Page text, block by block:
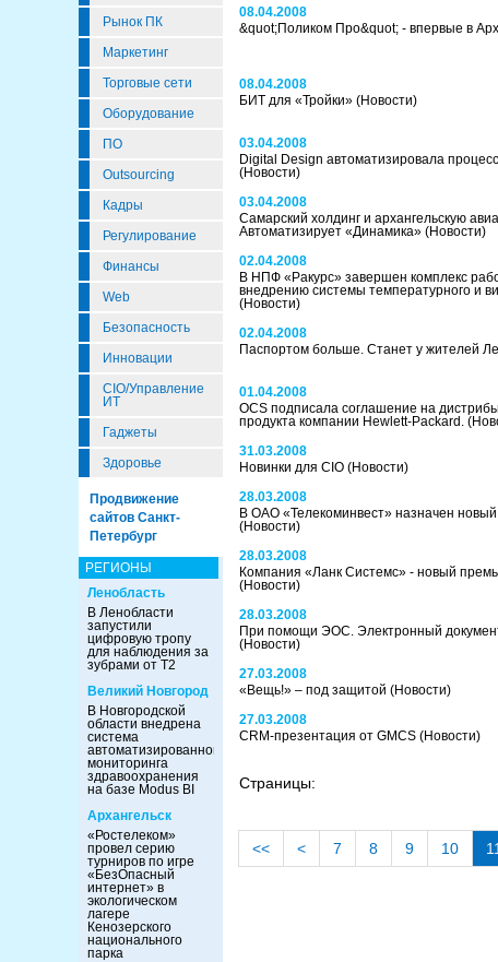
Рынок ПК
Маркетинг
Торговые сети
Оборудование
ПО
Outsourcing
Кадры
Регулирование
Финансы
Web
Безопасность
Инновации
CIO/Управление
ИТ
Гаджеты
Здоровье
Продвижение
сайтов Санкт-
Петербург
РЕГИОНЫ
Ленобласть
В Ленобласти
запустили
цифровую тропу
для наблюдения за
зубрами от Т2
Великий Новгород
В Новгородской
области внедрена
система
автоматизированного
мониторинга
здравоохранения
на базе Modus BI
Архангельск
«Ростелеком»
провел серию
турниров по игре
«БезОпасный
интернет» в
экологическом
лагере
Кенозерского
национального
парка
08.04.2008
&quot;Поликом Про&quot; - впервые в
08.04.2008
БИТ для «Тройки» (Новости)
03.04.2008
Digital Design автоматизировала
(Новости)
03.04.2008
Самарский холдинг и архангельскую
Автоматизирует «Динамика» (Новости)
02.04.2008
В НПФ «Ракурс» завершен комплекс
внедрению системы температурного и
(Новости)
02.04.2008
Паспортом больше. Станет у жителей
01.04.2008
OCS подписала соглашение на
продукта компании Hewlett-Packard.
31.03.2008
Новинки для CIO (Новости)
28.03.2008
В ОАО «Телекоминвест» назначен
(Новости)
28.03.2008
Компания «Ланк Системс» - новый
(Новости)
28.03.2008
При помощи ЭОС. Электронный
(Новости)
27.03.2008
«Вещь!» – под защитой (Новости)
27.03.2008
CRM-презентация от GMCS (Новости)
Страницы:
<< < 7 8 9 10 11